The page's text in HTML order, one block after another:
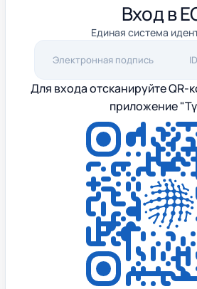
Вход в
Единая система
Электронная подпись
Для входа отсканируйте QR-
приложение